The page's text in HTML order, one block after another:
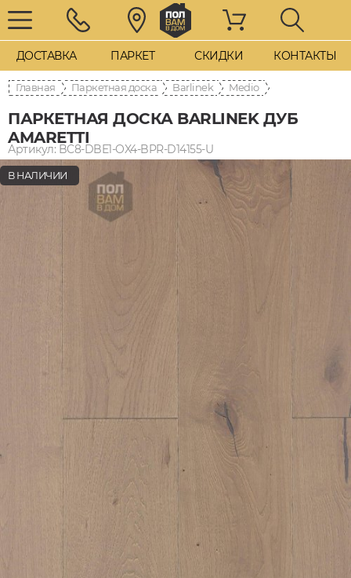
ДОСТАВКА ПАРКЕТ СКИДКИ КОНТАКТЫ
Главная Паркетная доска Barlinek Medio
ПАРКЕТНАЯ ДОСКА BARLINEK ДУБ
AMARETTI
Артикул: BC8-DBE1-OX4-BPR-D14155-U
В НАЛИЧИИ